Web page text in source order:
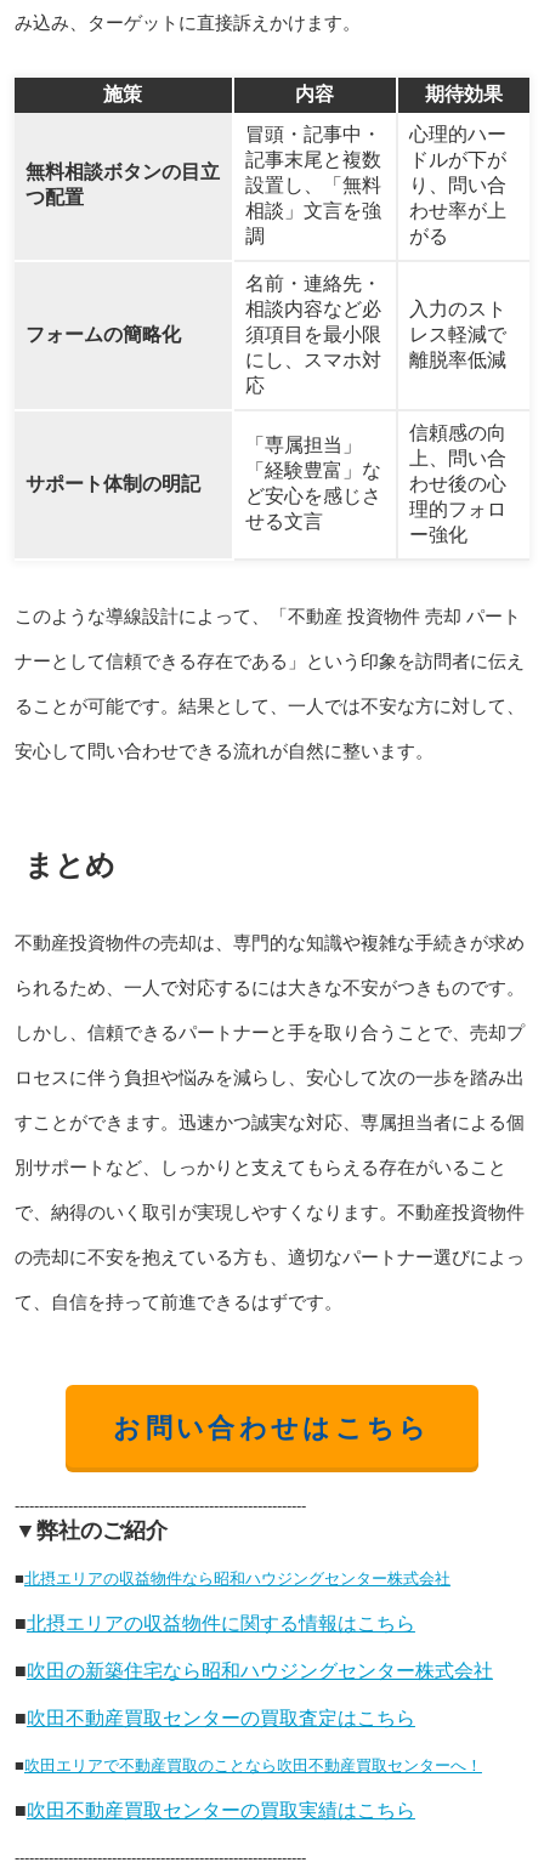
み込み、ターゲットに直接訴えかけます。
施策 内容 期待効果
無料相談ボタンの目立
つ配置
冒頭・記事中・
記事末尾と複数
設置し、「無料
相談」文言を強
調
心理的ハー
ドルが下が
り、問い合
わせ率が上
がる
フォームの簡略化
名前・連絡先・
相談内容など必
須項目を最小限
にし、スマホ対
応
入力のスト
レス軽減で
離脱率低減
サポート体制の明記
「専属担当」
「経験豊富」な
ど安心を感じさ
せる文言
信頼感の向
上、問い合
わせ後の心
理的フォロ
ー強化
このような導線設計によって、「不動産 投資物件 売却 パート
ナーとして信頼できる存在である」という印象を訪問者に伝え
ることが可能です。結果として、一人では不安な方に対して、
安心して問い合わせできる流れが自然に整います。
まとめ
不動産投資物件の売却は、専門的な知識や複雑な手続きが求め
られるため、一人で対応するには大きな不安がつきものです。
しかし、信頼できるパートナーと手を取り合うことで、売却プ
ロセスに伴う負担や悩みを減らし、安心して次の一歩を踏み出
すことができます。迅速かつ誠実な対応、専属担当者による個
別サポートなど、しっかりと支えてもらえる存在がいること
で、納得のいく取引が実現しやすくなります。不動産投資物件
の売却に不安を抱えている方も、適切なパートナー選びによっ
て、自信を持って前進できるはずです。
お問い合わせはこちら
------------------------------------------------------------
▼弊社のご紹介
■北摂エリアの収益物件なら昭和ハウジングセンター株式会社
■北摂エリアの収益物件に関する情報はこちら
■吹田の新築住宅なら昭和ハウジングセンター株式会社
■吹田不動産買取センターの買取査定はこちら
■吹田エリアで不動産買取のことなら吹田不動産買取センターへ！
■吹田不動産買取センターの買取実績はこちら
------------------------------------------------------------